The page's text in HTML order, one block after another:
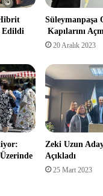
Edildi
Süleymanpaşa
Kapılarını
20 Aralık 2023
Zeki Uzun Aday
Açıkladı
25 Mart 2023